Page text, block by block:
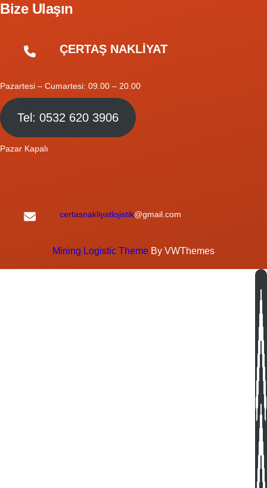
Bize Ulaşın
ÇERTAŞ NAKLİYAT
Pazartesi – Cumartesi: 09.00 – 20.00
Tel: 0532 620 3906
Pazar Kapalı
certasnakliyatlojistik@gmail.com
Mining Logistic Theme By VWThemes